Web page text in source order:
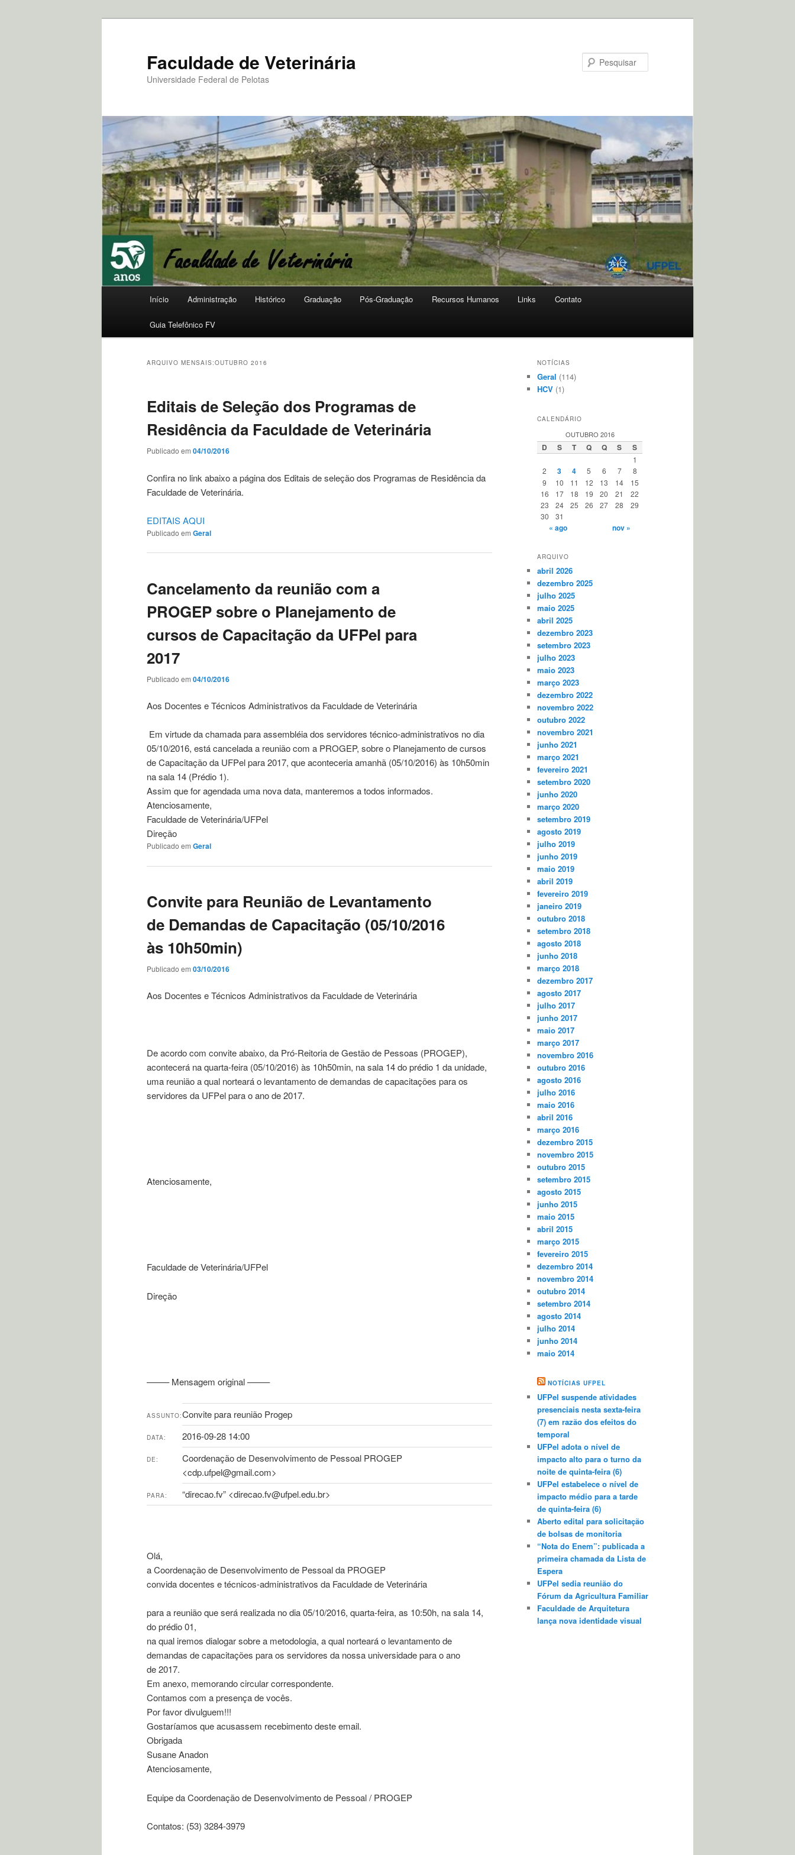
Faculdade de Veterinária
Universidade Federal de Pelotas
Início Administração Histórico Graduação Pós-Graduação Recursos Humanos Links Contato
Guia Telefônico FV
ARQUIVO MENSAIS:OUTUBRO 2016
Editais de Seleção dos Programas de
Residência da Faculdade de Veterinária
Publicado em 04/10/2016
Confira no link abaixo a página dos Editais de seleção dos Programas de Residência da
Faculdade de Veterinária.
EDITAIS AQUI
Publicado em Geral
Cancelamento da reunião com a
PROGEP sobre o Planejamento de
cursos de Capacitação da UFPel para
2017
Publicado em 04/10/2016
Aos Docentes e Técnicos Administrativos da Faculdade de Veterinária
Em virtude da chamada para assembléia dos servidores técnico-administrativos no dia
05/10/2016, está cancelada a reunião com a PROGEP, sobre o Planejamento de cursos
de Capacitação da UFPel para 2017, que aconteceria amanhã (05/10/2016) às 10h50min
na sala 14 (Prédio 1).
Assim que for agendada uma nova data, manteremos a todos informados.
Atenciosamente,
Faculdade de Veterinária/UFPel
Direção
Publicado em Geral
Convite para Reunião de Levantamento
de Demandas de Capacitação (05/10/2016
às 10h50min)
Publicado em 03/10/2016
Aos Docentes e Técnicos Administrativos da Faculdade de Veterinária
De acordo com convite abaixo, da Pró-Reitoria de Gestão de Pessoas (PROGEP),
acontecerá na quarta-feira (05/10/2016) às 10h50min, na sala 14 do prédio 1 da unidade,
uma reunião a qual norteará o levantamento de demandas de capacitações para os
servidores da UFPel para o ano de 2017.
Atenciosamente,
Faculdade de Veterinária/UFPel
Direção
——– Mensagem original ——–
ASSUNTO:Convite para reunião Progep
DATA: 2016-09-28 14:00
DE:
Coordenação de Desenvolvimento de Pessoal PROGEP
<cdp.ufpel@gmail.com>
PARA: “direcao.fv” <direcao.fv@ufpel.edu.br>
Olá,
a Coordenação de Desenvolvimento de Pessoal da PROGEP
convida docentes e técnicos-administrativos da Faculdade de Veterinária
para a reunião que será realizada no dia 05/10/2016, quarta-feira, as 10:50h, na sala 14,
do prédio 01,
na qual iremos dialogar sobre a metodologia, a qual norteará o levantamento de
demandas de capacitações para os servidores da nossa universidade para o ano
de 2017.
Em anexo, memorando circular correspondente.
Contamos com a presença de vocês.
Por favor divulguem!!!
Gostaríamos que acusassem recebimento deste email.
Obrigada
Susane Anadon
Atenciosamente,
Equipe da Coordenação de Desenvolvimento de Pessoal / PROGEP
Contatos: (53) 3284-3979
NOTÍCIAS
Geral (114)
HCV (1)
CALENDÁRIO
OUTUBRO 2016
D S T Q Q S S
1
2
3 4 5 6 7
8
9
10 11 12 13 14
15
16
17 18 19 20 21
22
23
24 25 26 27 28
29
30
31
« ago nov »
ARQUIVO
abril 2026
dezembro 2025
julho 2025
maio 2025
abril 2025
dezembro 2023
setembro 2023
julho 2023
maio 2023
março 2023
dezembro 2022
novembro 2022
outubro 2022
novembro 2021
junho 2021
março 2021
fevereiro 2021
setembro 2020
junho 2020
março 2020
setembro 2019
agosto 2019
julho 2019
junho 2019
maio 2019
abril 2019
fevereiro 2019
janeiro 2019
outubro 2018
setembro 2018
agosto 2018
junho 2018
março 2018
dezembro 2017
agosto 2017
julho 2017
junho 2017
maio 2017
março 2017
novembro 2016
outubro 2016
agosto 2016
julho 2016
maio 2016
abril 2016
março 2016
dezembro 2015
novembro 2015
outubro 2015
setembro 2015
agosto 2015
junho 2015
maio 2015
abril 2015
março 2015
fevereiro 2015
dezembro 2014
novembro 2014
outubro 2014
setembro 2014
agosto 2014
julho 2014
junho 2014
maio 2014
NOTÍCIAS UFPEL
UFPel suspende atividades
presenciais nesta sexta-feira
(7) em razão dos efeitos do
temporal
UFPel adota o nível de
impacto alto para o turno da
noite de quinta-feira (6)
UFPel estabelece o nível de
impacto médio para a tarde
de quinta-feira (6)
Aberto edital para solicitação
de bolsas de monitoria
“Nota do Enem”: publicada a
primeira chamada da Lista de
Espera
UFPel sedia reunião do
Fórum da Agricultura Familiar
Faculdade de Arquitetura
lança nova identidade visual